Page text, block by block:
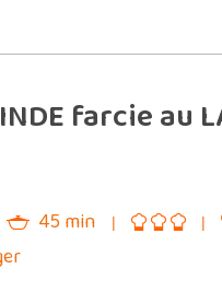
farcie au
45 min